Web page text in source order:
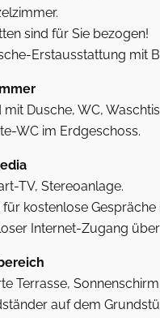
sind für Sie bezogen!
Erstausstattung mit
mit Dusche, WC,
WC im Erdgeschoss.
TV, Stereoanlage.
für kostenlose Gespräche
Internet-Zugang
Terrasse,
auf dem